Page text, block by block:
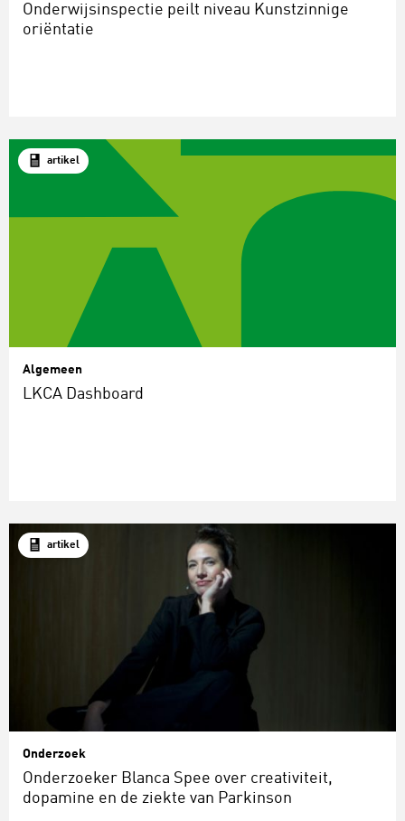
Onderwijsinspectie peilt niveau Kunstzinnige
oriëntatie
artikel
Algemeen
LKCA Dashboard
artikel
Onderzoek
Onderzoeker Blanca Spee over creativiteit,
dopamine en de ziekte van Parkinson